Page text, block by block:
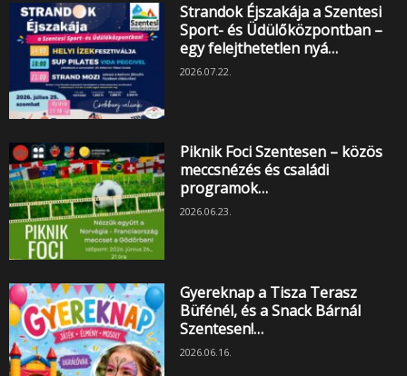
Strandok Éjszakája a Szentesi
Sport- és Üdülőközpontban –
egy felejthetetlen nyá…
2026.07.22.
Piknik Foci Szentesen – közös
meccsnézés és családi
programok…
2026.06.23.
Gyereknap a Tisza Terasz
Büfénél, és a Snack Bárnál
Szentesen!…
2026.06.16.